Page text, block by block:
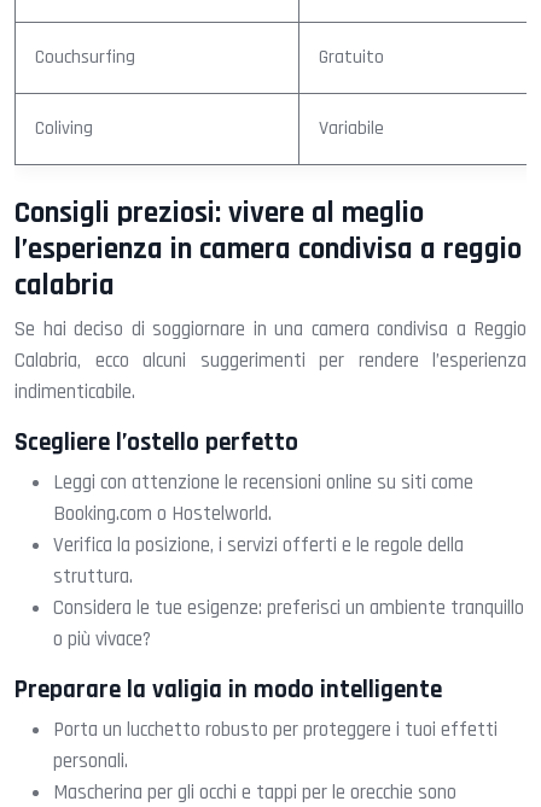
Couchsurfing Gratuito
Coliving Variabile
Consigli preziosi: vivere al meglio
l’esperienza in camera condivisa a reggio
calabria
Se hai deciso di soggiornare in una camera condivisa a Reggio
Calabria, ecco alcuni suggerimenti per rendere l’esperienza
indimenticabile.
Scegliere l’ostello perfetto
Leggi con attenzione le recensioni online su siti come
Booking.com o Hostelworld.
Verifica la posizione, i servizi offerti e le regole della
struttura.
Considera le tue esigenze: preferisci un ambiente tranquillo
o più vivace?
Preparare la valigia in modo intelligente
Porta un lucchetto robusto per proteggere i tuoi effetti
personali.
Mascherina per gli occhi e tappi per le orecchie sono